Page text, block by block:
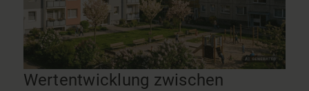
Wertentwicklung zwischen